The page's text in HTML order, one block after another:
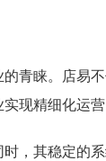
青睐。店易
现精细化运营
，其稳定的